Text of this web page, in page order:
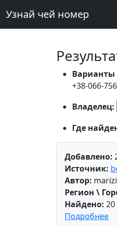
Узнай чей номер
Варианты
+38-066-
Владелец:
Где
Добавлено:
Источник:
Автор:
Регион \
Найдено:
Подробнее